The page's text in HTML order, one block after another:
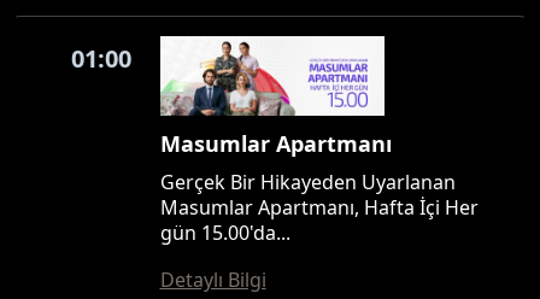
01:00
Masumlar Apartmanı
Gerçek Bir Hikayeden Uyarlanan
Masumlar Apartmanı, Hafta İçi Her
gün 15.00'da...
Detaylı Bilgi